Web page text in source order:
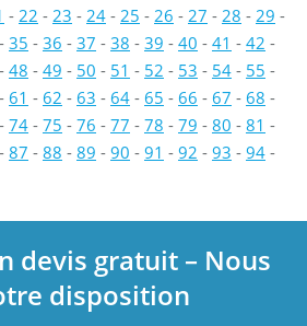
- 22 - 23 - 24 - 25 - 26 - 27 - 28 - 29 -
- 35 - 36 - 37 - 38 - 39 - 40 - 41 - 42 -
- 48 - 49 - 50 - 51 - 52 - 53 - 54 - 55 -
- 61 - 62 - 63 - 64 - 65 - 66 - 67 - 68 -
- 74 - 75 - 76 - 77 - 78 - 79 - 80 - 81 -
- 87 - 88 - 89 - 90 - 91 - 92 - 93 - 94 -
devis gratuit – Nous
disposition